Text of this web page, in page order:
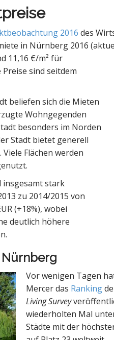
2016 des
in Nürnberg 2016
11,16 €/m² für
sind seitdem
beliefen sich die Mieten
Wohngegenden
besonders im Norden
Stadt bietet generell
Flächen werden
insgesamt stark
zu 2014/2015 von
(+18%), wobei
deutlich höhere
Vor wenigen Tagen
Mercer das Ranking
Living Survey
wiederholten Mal
Städte mit der